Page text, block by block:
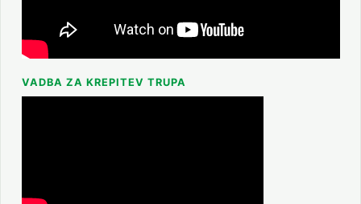
VADBA ZA KREPITEV TRUPA